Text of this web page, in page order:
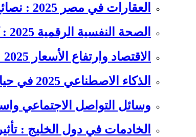
العقارات في مصر 2025 : نصائح للشراء والاستثمار الذكي
الصحة النفسية الرقمية 2025 : كيف تؤثر السوشيال ميديا على…
الاقتصاد وارتفاع الأسعار 2025 : طرق عملية للتوفير وإدارة المصاريف
الذكاء الاصطناعي 2025 في حياتك اليومية : الدليل الشامل للاستفادة…
وسائل التواصل الاجتماعي
الخادمات في دول الخليج :